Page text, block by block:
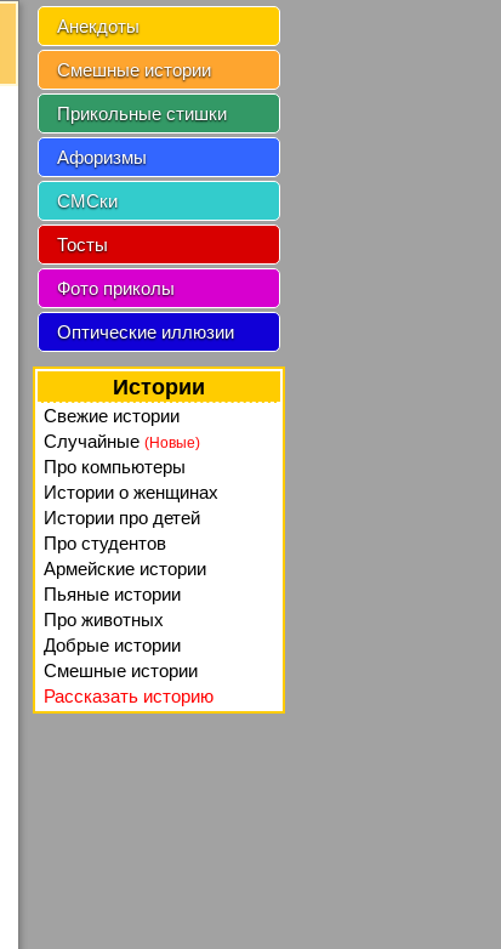
Анекдоты
Смешные истории
Прикольные стишки
Афоризмы
СМСки
Тосты
Фото приколы
Оптические иллюзии
Истории
Свежие истории
Случайные (Новые)
Про компьютеры
Истории о женщинах
Истории про детей
Про студентов
Армейские истории
Пьяные истории
Про животных
Добрые истории
Смешные истории
Рассказать историю